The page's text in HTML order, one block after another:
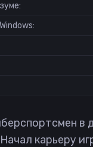
в
карьеру